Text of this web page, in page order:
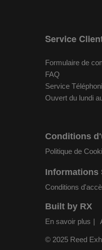
Service
Formulaire de
FAQ
Service
Ouvert du lundi
Conditions
Politique de
Informations
Conditions
Built by RX
En savoir plus
© 2025 Reed